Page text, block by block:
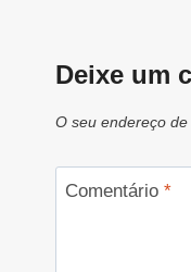
Deixe um
O seu endereço
Comentário *